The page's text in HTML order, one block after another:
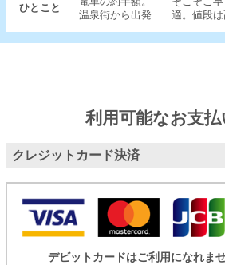
ひとこと
温泉街から出発
適。値段
利用可能なお支
クレジットカード決済
デビットカードはご利用になれませ